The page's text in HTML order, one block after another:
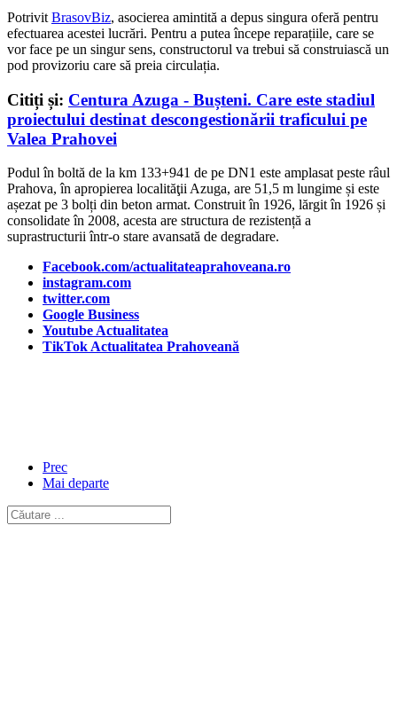
Potrivit BrasovBiz, asocierea amintită a depus singura oferă pentru
efectuarea acestei lucrări. Pentru a putea începe reparațiile, care se
vor face pe un singur sens, constructorul va trebui să construiască un
pod provizoriu care să preia circulația.
Citiți și: Centura Azuga - Bușteni. Care este stadiul
proiectului destinat descongestionării traficului pe
Valea Prahovei
Podul în boltă de la km 133+941 de pe DN1 este amplasat peste râul
Prahova, în apropierea localităţii Azuga, are 51,5 m lungime și este
așezat pe 3 bolți din beton armat. Construit în 1926, lărgit în 1926 și
consolidate în 2008, acesta are structura de rezistență a
suprastructurii într-o stare avansată de degradare.
Facebook.com/actualitateaprahoveana.ro
instagram.com
twitter.com
Google Business
Youtube Actualitatea
TikTok Actualitatea Prahoveană
Prec
Mai departe